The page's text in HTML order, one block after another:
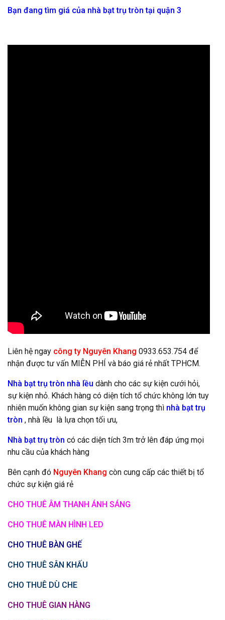
Bạn đang tìm giá của nhà bạt trụ tròn tại quận 3
Liên hệ ngay công ty Nguyên Khang 0933.653.754 để
nhận được tư vấn MIỄN PHÍ và báo giá rẻ nhất TPHCM.
Nhà bạt trụ tròn nhà lều dành cho các sự kiện cưới hỏi,
sự kiện nhỏ. Khách hàng có diện tích tổ chức không lớn tuy
nhiên muốn không gian sự kiện sang trọng thì nhà bạt trụ
tròn , nhà lều là lựa chọn tối ưu,
Nhà bạt trụ tròn có các diện tích 3m trở lên đáp ứng mọi
nhu cầu của khách hàng
Bên cạnh đó Nguyên Khang còn cung cấp các thiết bị tổ
chức sự kiện giá rẻ
CHO THUÊ ÂM THANH ÁNH SÁNG
CHO THUÊ MÀN HÌNH LED
CHO THUÊ BÀN GHẾ
CHO THUÊ SÂN KHẤU
CHO THUÊ DÙ CHE
CHO THUÊ GIAN HÀNG